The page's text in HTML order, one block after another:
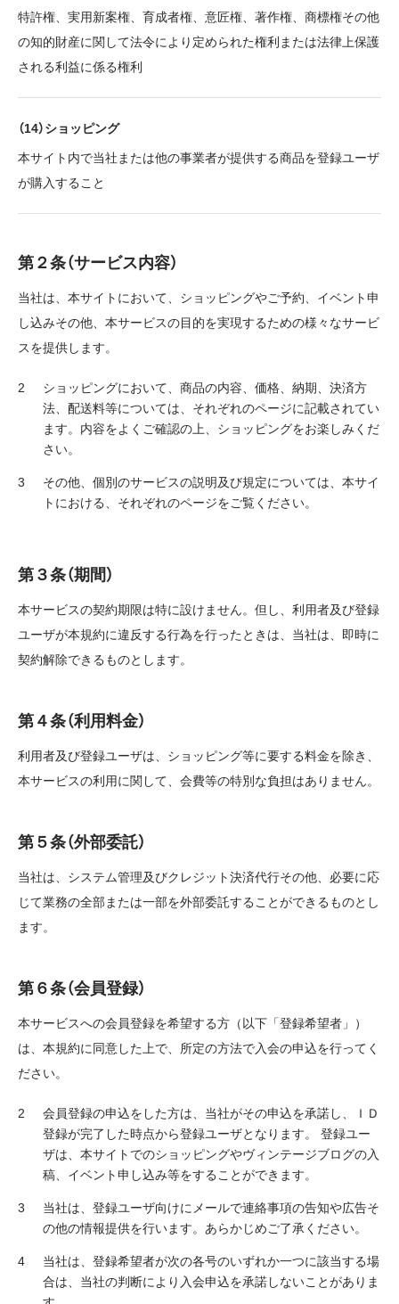
特許権、実用新案権、育成者権、意匠権、著作権、商標権その他
の知的財産に関して法令により定められた権利または法律上保護
される利益に係る権利
（14）ショッピング
本サイト内で当社または他の事業者が提供する商品を登録ユーザ
が購入すること
第２条（サービス内容）
当社は、本サイトにおいて、ショッピングやご予約、イベント申
し込みその他、本サービスの目的を実現するための様々なサービ
スを提供します。
ショッピングにおいて、商品の内容、価格、納期、決済方
法、配送料等については、それぞれのページに記載されてい
ます。内容をよくご確認の上、ショッピングをお楽しみくだ
さい。
その他、個別のサービスの説明及び規定については、本サイ
トにおける、それぞれのページをご覧ください。
第３条（期間）
本サービスの契約期限は特に設けません。但し、利用者及び登録
ユーザが本規約に違反する行為を行ったときは、当社は、即時に
契約解除できるものとします。
第４条（利用料金）
利用者及び登録ユーザは、ショッピング等に要する料金を除き、
本サービスの利用に関して、会費等の特別な負担はありません。
第５条（外部委託）
当社は、システム管理及びクレジット決済代行その他、必要に応
じて業務の全部または一部を外部委託することができるものとし
ます。
第６条（会員登録）
本サービスへの会員登録を希望する方（以下「登録希望者」）
は、本規約に同意した上で、所定の方法で入会の申込を行ってく
ださい。
会員登録の申込をした方は、当社がその申込を承諾し、ＩＤ
登録が完了した時点から登録ユーザとなります。 登録ユー
ザは、本サイトでのショッピングやヴィンテージブログの入
稿、イベント申し込み等をすることができます。
当社は、登録ユーザ向けにメールで連絡事項の告知や広告そ
の他の情報提供を行います。あらかじめご了承ください。
当社は、登録希望者が次の各号のいずれか一つに該当する場
合は、当社の判断により入会申込を承諾しないことがありま